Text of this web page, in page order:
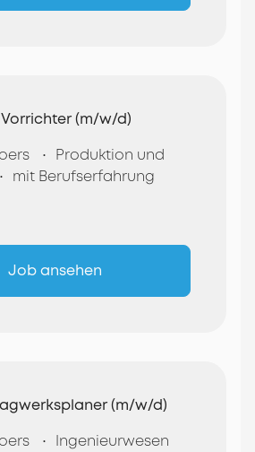
(m/w/d)
Produktion und
mit Berufserfahrung
Job ansehen
(m/w/d)
Ingenieurwesen